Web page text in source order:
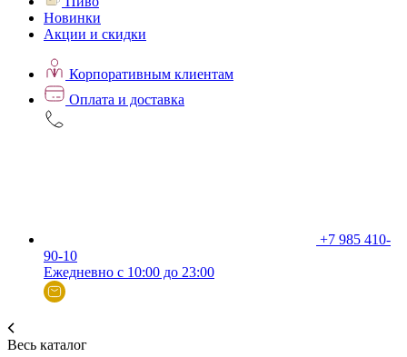
Новинки
Акции и скидки
Корпоративным клиентам
Оплата и доставка
+7 985 410-
90-10
Ежедневно с 10:00 до 23:00
Весь каталог